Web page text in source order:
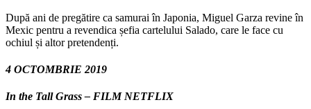
După ani de pregătire ca samurai în Japonia, Miguel Garza revine în
Mexic pentru a revendica șefia cartelului Salado, care le face cu
ochiul și altor pretendenți.
4 OCTOMBRIE 2019
In the Tall Grass – FILM NETFLIX